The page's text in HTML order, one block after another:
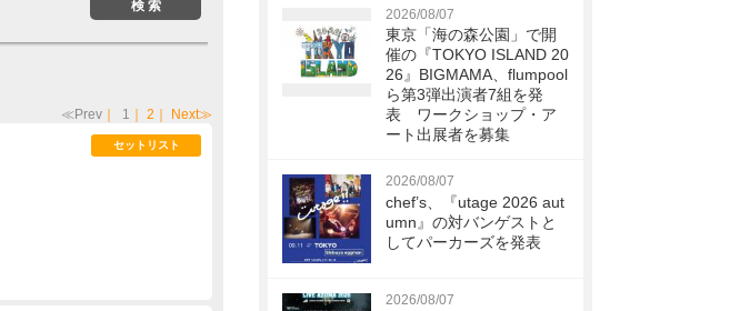
≪Prev ｜ 1 ｜ 2 ｜ Next≫
セットリスト
2026/08/07
東京「海の森公園」で開
催の『TOKYO ISLAND 20
26』BIGMAMA、flumpool
ら第3弾出演者7組を発
表 ワークショップ・ア
ート出展者を募集
2026/08/07
chef’s、『utage 2026 aut
umn』の対バンゲストと
してパーカーズを発表
2026/08/07